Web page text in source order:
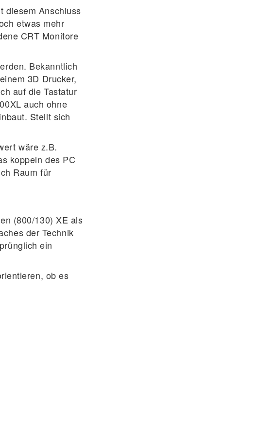
diesem Anschluss
etwas mehr
CRT Monitore
Bekanntlich
3D Drucker,
auf die Tastatur
auch ohne
Stellt sich
wäre z.B.
koppeln des PC
Raum für
(800/130) XE als
der Technik
ein
ob es